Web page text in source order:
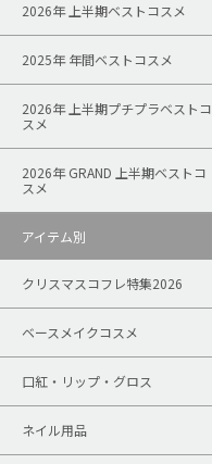
2026年 上半期ベストコスメ
2025年 年間ベストコスメ
2026年 上半期プチプラベストコ
スメ
2026年 GRAND 上半期ベストコ
スメ
アイテム別
クリスマスコフレ特集2026
ベースメイクコスメ
口紅・リップ・グロス
ネイル用品